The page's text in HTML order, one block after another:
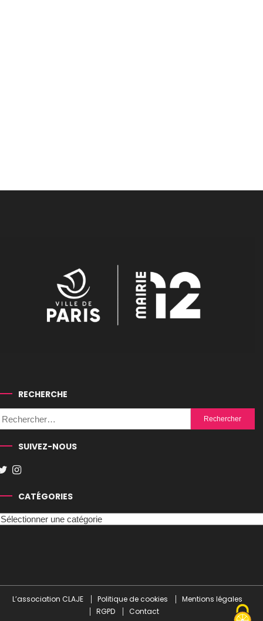
RECHERCHE
Rechercher :
SUIVEZ-NOUS
CATÉGORIES
L’association CLAJE Politique de cookies
Mentions légales
RGPD
Contact